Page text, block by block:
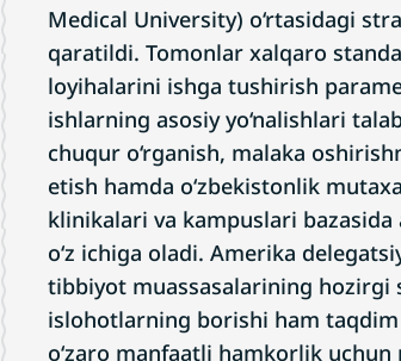
Medical University) o‘rtasidagi
qaratildi. Tomonlar xalqaro
loyihalarini ishga tushirish
ishlarning asosiy yo‘nalishlari
chuqur o‘rganish, malaka
etish hamda o‘zbekistonlik
klinikalari va kampuslari
o‘z ichiga oladi. Amerika
tibbiyot muassasalarining hozirgi
islohotlarning borishi ham
o‘zaro manfaatli hamkorlik